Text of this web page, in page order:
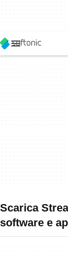
Scarica
software e